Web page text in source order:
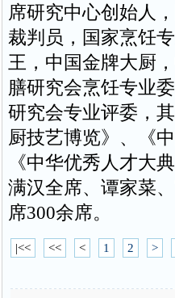
席研究中心创始人
裁判员，国家烹饪
王，中国金牌大厨
膳研究会烹饪专业
研究会专业评委，
厨技艺博览》、《
《中华优秀人才大
满汉全席、谭家菜
席300余席。
|<< << < 1 2 >